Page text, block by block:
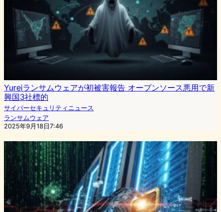
Yureiランサムウェアが初被害報告 オープンソース悪用で新
興国3社標的
サイバーセキュリティニュース
ランサムウェア
2025年9月18日7:46